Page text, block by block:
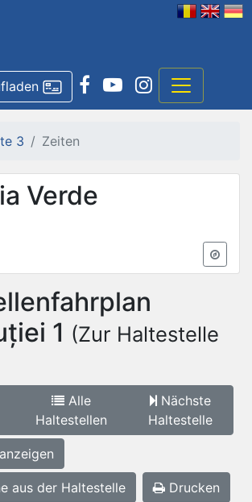
3 Zeiten
Verde
1 (Zur Haltestelle
Alle
Haltestellen
Nächste
Haltestelle
aus der Haltestelle Drucken